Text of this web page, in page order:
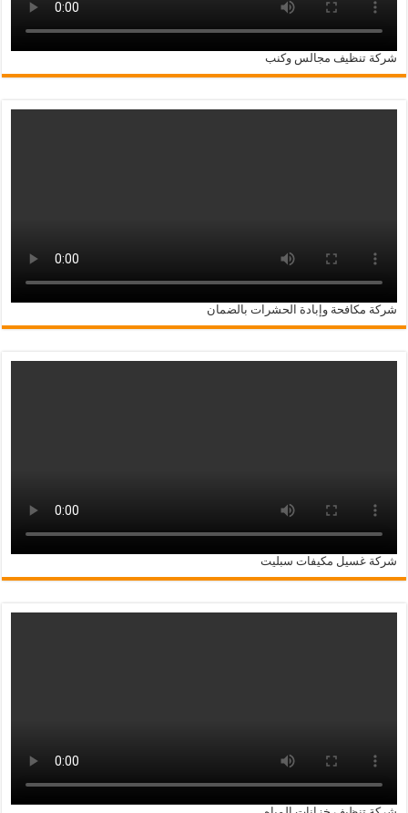
شركة تنظيف مجالس وكنب
شركة مكافحة وإبادة الحشرات بالضمان
شركة غسيل مكيفات سبليت